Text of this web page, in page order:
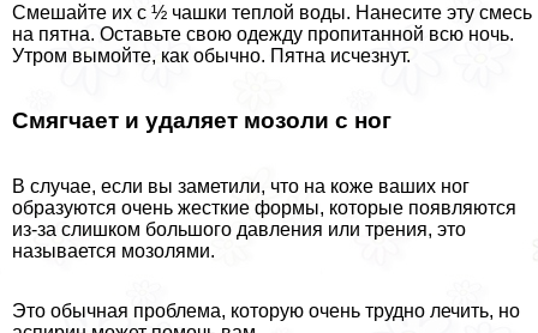
Смешайте их с ½ чашки теплой воды. Нанесите эту смесь
на пятна. Оставьте свою одежду пропитанной всю ночь.
Утром вымойте, как обычно. Пятна исчезнут.
Смягчает и удаляет мозоли с ног
В случае, если вы заметили, что на коже ваших ног
образуются очень жесткие формы, которые появляются
из-за слишком большого давления или трения, это
называется мозолями.
Это обычная проблема, которую очень трудно лечить, но